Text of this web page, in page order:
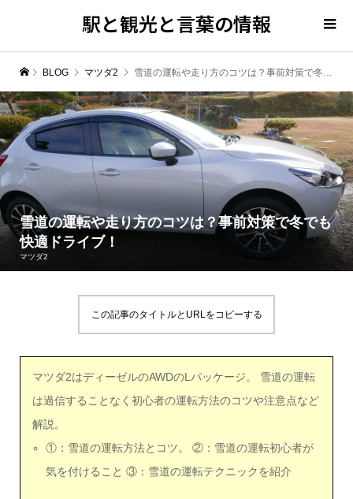
駅と観光と言葉の情報
BLOG マツダ2 雪道の運転や走り方のコツは？事前対策で冬でも快適ドライブ！
雪道の運転や走り方のコツは？事前対策で冬でも
快適ドライブ！
マツダ2
この記事のタイトルとURLをコピーする
マツダ2はディーゼルのAWDのLパッケージ。 雪道の運転
は過信することなく初心者の運転方法のコツや注意点など
解説。
①：雪道の運転方法とコツ。 ②：雪道の運転初心者が
気を付けること ③：雪道の運転テクニックを紹介